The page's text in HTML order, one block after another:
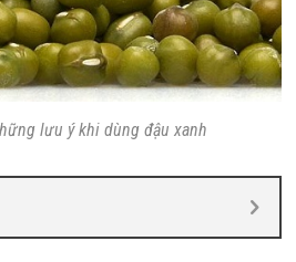
lưu ý khi dùng đậu xanh